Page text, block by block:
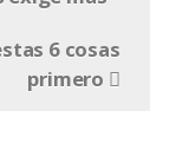
6 cosas
primero